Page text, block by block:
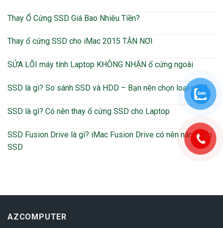
Thay Ổ Cứng SSD Giá Bao Nhiêu Tiền?
Thay ổ cứng SSD cho iMac 2015 TẬN NƠI
SỬA LỖI máy tính Laptop KHÔNG NHẬN ổ cứng ngoài
SSD là gì? So sánh SSD và HDD – Bạn nên chọn loại nào?
SSD là gì? Có nên thay ổ cứng SSD cho Laptop
SSD Fusion Drive là gì? iMac Fusion Drive có nên nâng cấp
SSD
AZCOMPUTER